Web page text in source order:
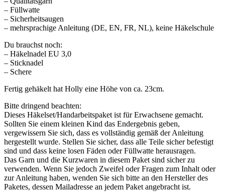
– Füllwatte
– Sicherheitsaugen
– mehrsprachige Anleitung (DE, EN, FR, NL), keine Häkelschule
Du brauchst noch:
– Häkelnadel EU 3,0
– Sticknadel
– Schere
Fertig gehäkelt hat Holly eine Höhe von ca. 23cm.
Bitte dringend beachten:
Dieses Häkelset/Handarbeitspaket ist für Erwachsene gemacht.
Sollten Sie einem kleinen Kind das Endergebnis geben,
vergewissern Sie sich, dass es vollständig gemäß der Anleitung
hergestellt wurde. Stellen Sie sicher, dass alle Teile sicher befestigt
sind und dass keine losen Fäden oder Füllwatte herausragen.
Das Garn und die Kurzwaren in diesem Paket sind sicher zu
verwenden. Wenn Sie jedoch Zweifel oder Fragen zum Inhalt oder
zur Anleitung haben, wenden Sie sich bitte an den Hersteller des
Paketes, dessen Mailadresse an jedem Paket angebracht ist.